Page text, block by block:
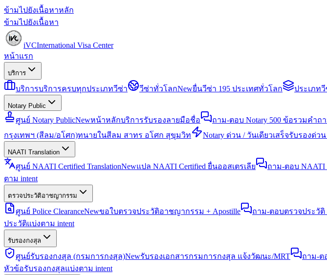
ข้ามไปยังเนื้อหาหลัก
ข้ามไปยังเนื้อหา
iVCInternational Visa Center
หน้าแรก
บริการ
บริการบริการครบทุกประเภทวีซ่า วีซ่าทั่วโลกNewยื่นวีซ่า 195 ประเทศทั่วโลก ประเภท
Notary Public
ศูนย์ Notary PublicNewหน้าหลักบริการรับรองลายมือชื่อ ถาม-ตอบ Notary 500 ข้อรวมคำถ
กรุงเทพฯ (สีลม/อโศก)ทนายในสีลม สาทร อโศก สุขุมวิท Notary ด่วน / วันเดียวเสร็จรับรองด่วน
NAATI Translation
ศูนย์ NAATI Certified TranslationNewแปล NAATI Certified ยื่นออสเตรเลีย ถาม-ตอบ NAATI
ตาม intent
ตรวจประวัติอาชญากรรม
ศูนย์ Police ClearanceNewขอใบตรวจประวัติอาชญากรรม + Apostille ถาม-ตอบตรวจประวัติ
ประวัติแบ่งตาม intent
รับรองกงสุล
ศูนย์รับรองกงสุล (กรมการกงสุล)Newรับรองเอกสารกรมการกงสุล แจ้งวัฒนะ/MRT ถาม-ต
หัวข้อรับรองกงสุลแบ่งตาม intent